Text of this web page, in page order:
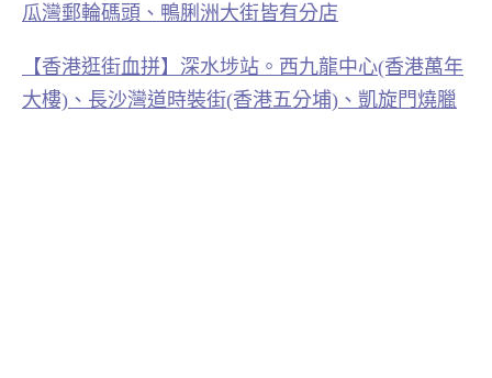
瓜灣郵輪碼頭、鴨脷洲大街皆有分店
【香港逛街血拼】深水埗站。西九龍中心(香港萬年
大樓)、長沙灣道時裝街(香港五分埔)、凱旋門燒臘